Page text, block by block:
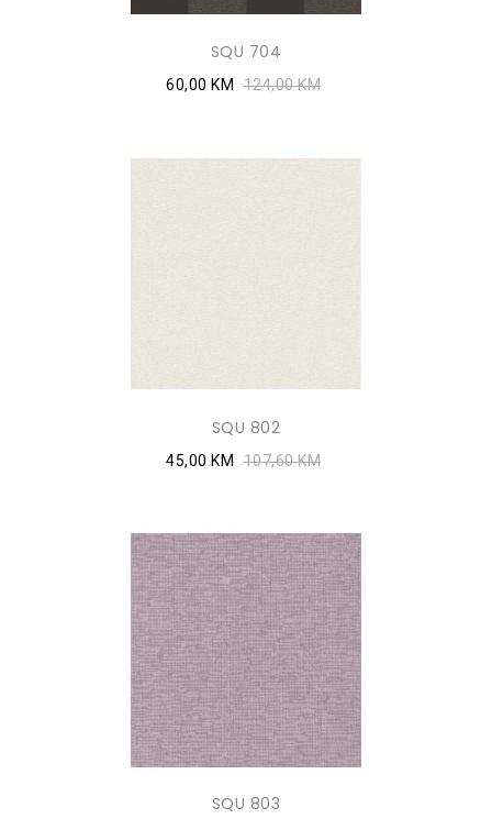
SQU 704
60,00 KM 124,00 KM
SQU 802
45,00 KM 107,60 KM
SQU 803